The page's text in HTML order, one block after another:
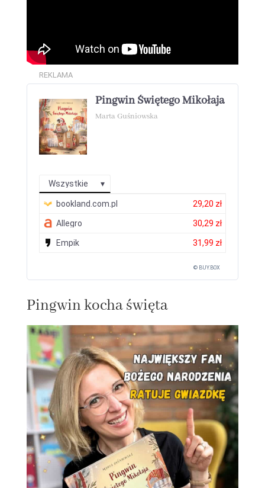
REKLAMA
Pingwin Świętego Mikołaja
Marta Guśniowska
Wszystkie
bookland.com.pl 29,20 zł
Allegro 30,29 zł
Empik 31,99 zł
© BUY.BOX
Pingwin kocha święta